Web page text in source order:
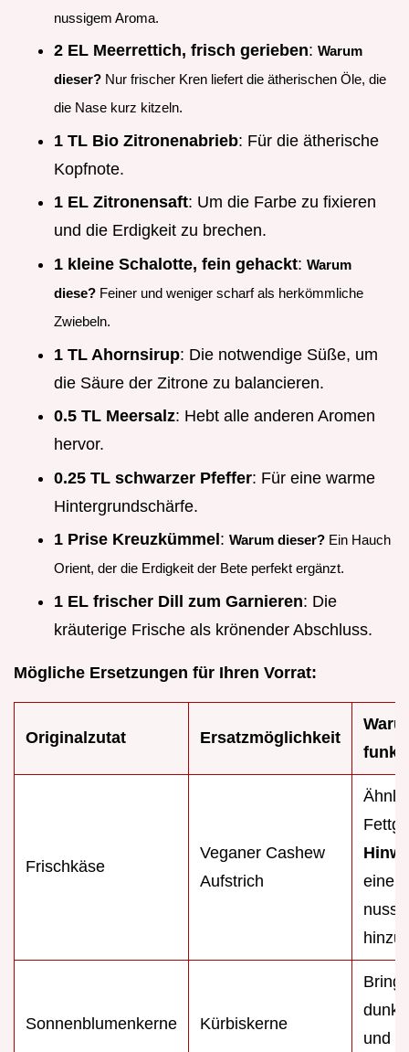
nussigem Aroma.
2 EL Meerrettich, frisch gerieben: Warum
dieser? Nur frischer Kren liefert die ätherischen Öle, die
die Nase kurz kitzeln.
1 TL Bio Zitronenabrieb: Für die ätherische
Kopfnote.
1 EL Zitronensaft: Um die Farbe zu fixieren
und die Erdigkeit zu brechen.
1 kleine Schalotte, fein gehackt: Warum
diese? Feiner und weniger scharf als herkömmliche
Zwiebeln.
1 TL Ahornsirup: Die notwendige Süße, um
die Säure der Zitrone zu balancieren.
0.5 TL Meersalz: Hebt alle anderen Aromen
hervor.
0.25 TL schwarzer Pfeffer: Für eine warme
Hintergrundschärfe.
1 Prise Kreuzkümmel : Warum dieser? Ein Hauch
Orient, der die Erdigkeit der Bete perfekt ergänzt.
1 EL frischer Dill zum Garnieren: Die
kräuterige Frische als krönender Abschluss.
Mögliche Ersetzungen für Ihren Vorrat:
Originalzutat Ersatzmöglichkeit
Frischkäse
Veganer Cashew
Aufstrich
eine
hinzu.
Sonnenblumenkerne Kürbiskerne
und